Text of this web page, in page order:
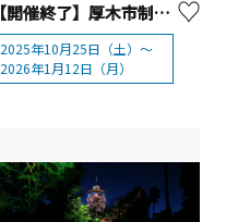
【開催終了】厚木市制70周年記念 あつぎイルミネーション2025【厚木市】
2025年10月25日（土）～
2026年1月12日（月）